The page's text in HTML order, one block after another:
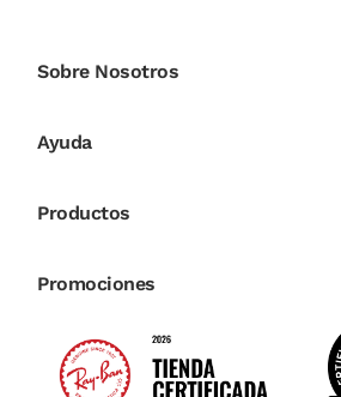
Sobre Nosotros
Ayuda
Productos
Promociones